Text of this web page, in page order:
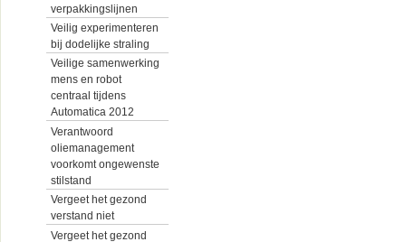
verpakkingslijnen
Veilig experimenteren
bij dodelijke straling
Veilige samenwerking
mens en robot
centraal tijdens
Automatica 2012
Verantwoord
oliemanagement
voorkomt ongewenste
stilstand
Vergeet het gezond
verstand niet
Vergeet het gezond